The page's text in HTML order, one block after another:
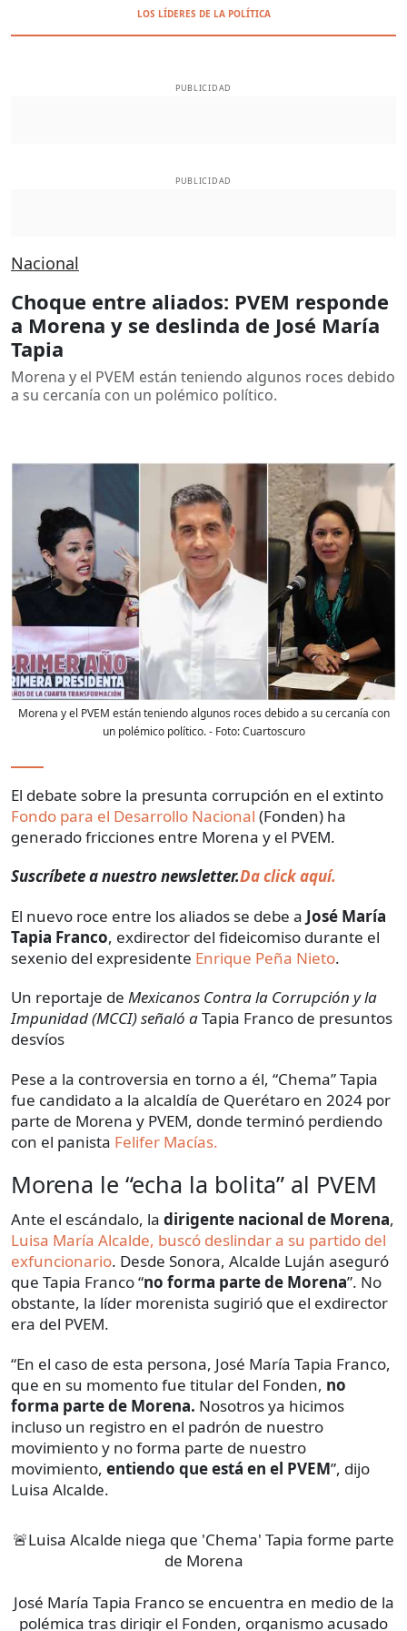
LOS LÍDERES DE LA POLÍTICA
PUBLICIDAD
PUBLICIDAD
Nacional
Choque entre aliados: PVEM responde
a Morena y se deslinda de José María
Tapia
Morena y el PVEM están teniendo algunos roces debido
a su cercanía con un polémico político.
Morena y el PVEM están teniendo algunos roces debido a su cercanía con
un polémico político.- Foto:Cuartoscuro
El debate sobre la presunta corrupción en el extinto
Fondo para el Desarrollo Nacional (Fonden) ha
generado fricciones entre Morena y el PVEM.
Suscríbete a nuestro newsletter.Da click aquí.
El nuevo roce entre los aliados se debe a José María
Tapia Franco, exdirector del fideicomiso durante el
sexenio del expresidente Enrique Peña Nieto.
Un reportaje de Mexicanos Contra la Corrupción y la
Impunidad (MCCI) señaló aTapia Franco de presuntos
desvíos
Pese a la controversia en torno a él, “Chema” Tapia
fue candidato a la alcaldía de Querétaro en 2024 por
parte de Morena y PVEM, donde terminó perdiendo
con el panista Felifer Macías.
Morena le “echa la bolita” al PVEM
Ante el escándalo, la dirigente nacional de Morena,
Luisa María Alcalde, buscó deslindar a su partido del
exfuncionario. Desde Sonora, Alcalde Luján aseguró
que Tapia Franco “no forma parte de Morena”. No
obstante, la líder morenista sugirió que el exdirector
era del PVEM.
“En el caso de esta persona, José María Tapia Franco,
que en su momento fue titular del Fonden, no
forma parte de Morena. Nosotros ya hicimos
incluso un registro en el padrón de nuestro
movimiento y no forma parte de nuestro
movimiento, entiendo que está en el PVEM”, dijo
Luisa Alcalde.
🚨Luisa Alcalde niega que 'Chema' Tapia forme parte
de Morena
José María Tapia Franco se encuentra en medio de la
polémica tras dirigir el Fonden, organismo acusado